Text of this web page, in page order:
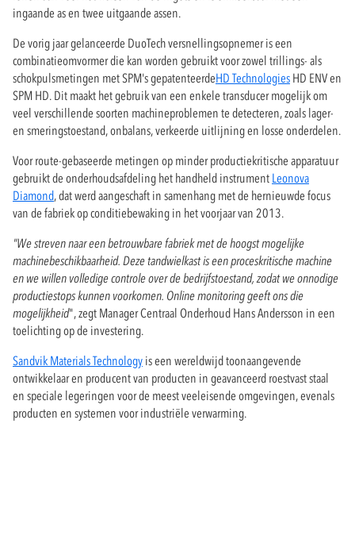
ingaande as en twee uitgaande assen.
De vorig jaar gelanceerde DuoTech versnellingsopnemer is een
combinatieomvormer die kan worden gebruikt voor zowel trillings- als
schokpulsmetingen met SPM's gepatenteerdeHD Technologies HD ENV en
SPM HD. Dit maakt het gebruik van een enkele transducer mogelijk om
veel verschillende soorten machineproblemen te detecteren, zoals lager-
en smeringstoestand, onbalans, verkeerde uitlijning en losse onderdelen.
Voor route-gebaseerde metingen op minder productiekritische apparatuur
gebruikt de onderhoudsafdeling het handheld instrument Leonova
Diamond, dat werd aangeschaft in samenhang met de hernieuwde focus
van de fabriek op conditiebewaking in het voorjaar van 2013.
"We streven naar een betrouwbare fabriek met de hoogst mogelijke
machinebeschikbaarheid. Deze tandwielkast is een proceskritische machine
en we willen volledige controle over de bedrijfstoestand, zodat we onnodige
productiestops kunnen voorkomen. Online monitoring geeft ons die
mogelijkheid", zegt Manager Centraal Onderhoud Hans Andersson in een
toelichting op de investering.
Sandvik Materials Technology is een wereldwijd toonaangevende
ontwikkelaar en producent van producten in geavanceerd roestvast staal
en speciale legeringen voor de meest veeleisende omgevingen, evenals
producten en systemen voor industriële verwarming.